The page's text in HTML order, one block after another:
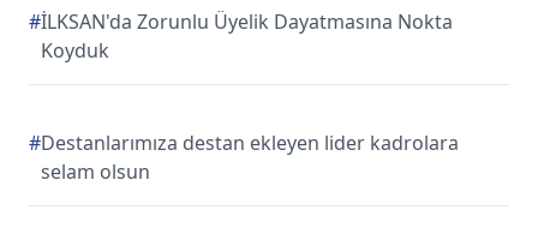
#İLKSAN'da Zorunlu Üyelik Dayatmasına Nokta
Koyduk
#Destanlarımıza destan ekleyen lider kadrolara
selam olsun